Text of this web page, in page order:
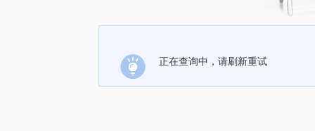
正在查询中，请刷新重试